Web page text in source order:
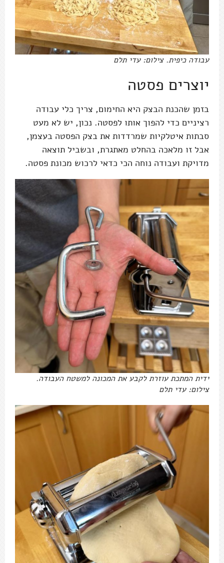
עבודה כיפית. צילום: עדי תלם
יוצרים פסטה
בזמן שהכנת הבצק היא החימום, צריך כלי עבודה
רציניים כדי להפוך אותו לפסטה. נכון, יש לא מעט
סבתות איטלקיות שמרדדות את בצק הפסטה בעצמן,
אבל זו מלאכה בהחלט מאתגרת, ובשביל תוצאה
מדויקת ועבודה נוחה הכי כדאי לרכוש מכונת פסטה.
ידית המתכת עוזרת לקבע את המכונה למשטח העבודה.
צילום: עדי תלם